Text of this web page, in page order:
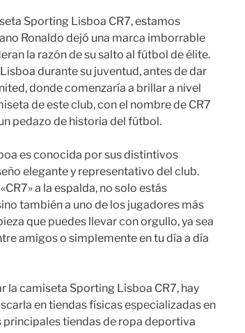
Sporting Lisboa CR7, estamos
Ronaldo dejó una marca imborrable
la razón de su salto al fútbol de élite.
durante su juventud, antes de dar
donde comenzaría a brillar a nivel
de este club, con el nombre de CR7
pedazo de historia del fútbol.
es conocida por sus distintivos
elegante y representativo del club.
a la espalda, no solo estás
también a uno de los jugadores más
que puedes llevar con orgullo, ya sea
amigos o simplemente en tu día a día
la camiseta Sporting Lisboa CR7, hay
en tiendas físicas especializadas en
principales tiendas de ropa deportiva